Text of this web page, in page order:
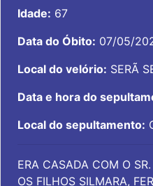
Idade: 67
Data do Óbito: 07/05/
Local do velório: SERÃ
Data e hora do
Local do sepultamento:
ERA CASADA COM O
OS FILHOS SILMARA,